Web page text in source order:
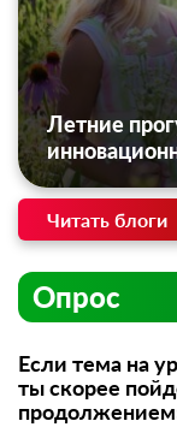
Летние
Читать блоги
Опрос
Если тема на
ты скорее